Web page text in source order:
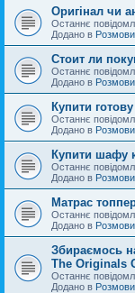
Оригінал чи
Останнє
Додано в
Стоит ли
Останнє
Додано в
Купити
Останнє
Додано в
Купити шафу
Останнє
Додано в
Матрас
Останнє
Додано в
Збираємось
The Originals
Останнє
Додано в